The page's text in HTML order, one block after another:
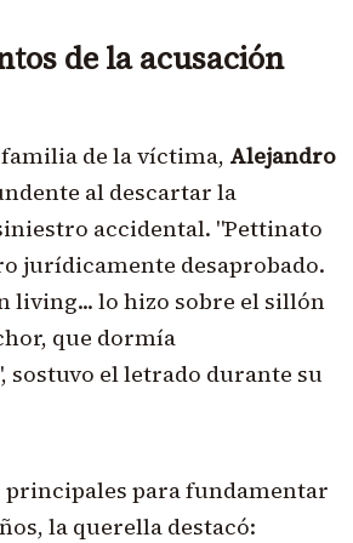
de la acusación
familia de la víctima, Alejandro
al descartar la
accidental. "Pettinato
jurídicamente desaprobado.
living... lo hizo sobre el sillón
que dormía
el letrado durante su
principales para fundamentar
la querella destacó: